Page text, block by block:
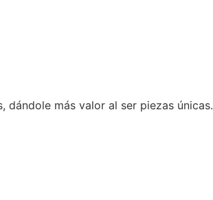
más valor al ser piezas únicas.